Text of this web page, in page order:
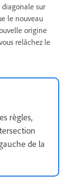
sur
le nouveau
origine
relâchez le
règles,
de la